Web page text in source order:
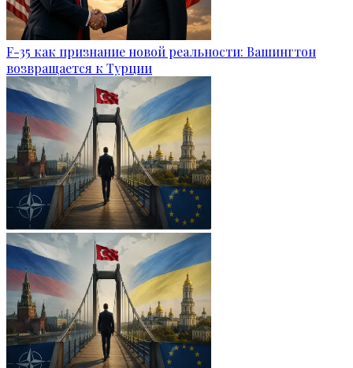
F-35 как признание новой реальности: Вашингтон
возвращается к Турции